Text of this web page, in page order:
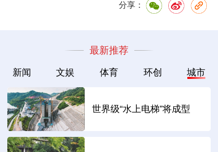
分享：
最新推荐
新闻 文娱 体育 环创 城市
世界级“水上电梯”将成型